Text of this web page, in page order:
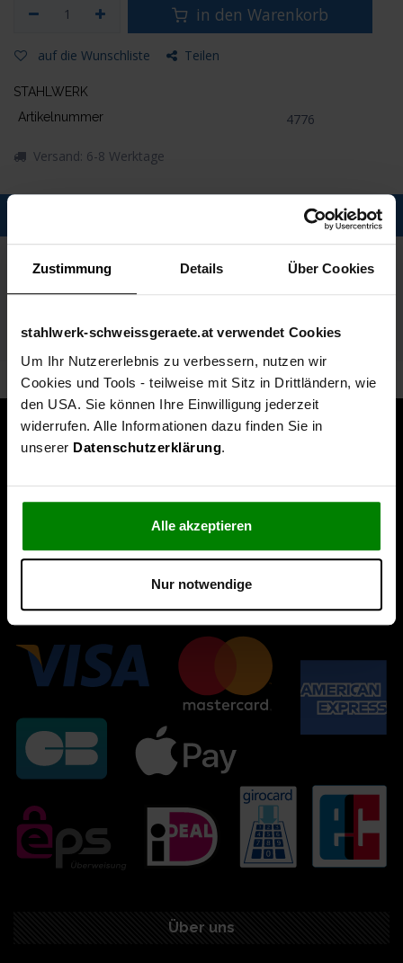
Zustimmung Details Über Cookies
stahlwerk-schweissgeraete.at verwendet Cookies
Um Ihr Nutzererlebnis zu verbessern, nutzen wir
Cookies und Tools - teilweise mit Sitz in Drittländern, wie
den USA. Sie können Ihre Einwilligung jederzeit
widerrufen. Alle Informationen dazu finden Sie in
unserer Datenschutzerklärung.
Alle akzeptieren
Nur notwendige
in den Warenkorb
auf die Wunschliste Teilen
STAHLWERK
Artikelnummer
4776
Versand: 6-8 Werktage
Technische Daten
Lieferumfang
Über uns